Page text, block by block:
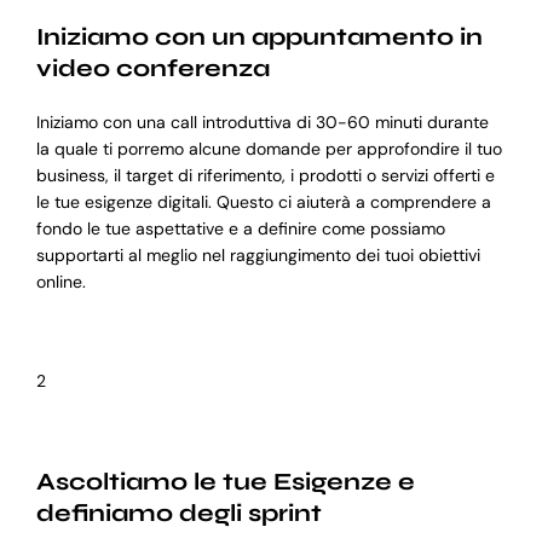
Iniziamo con un appuntamento in
video conferenza
Iniziamo con una call introduttiva di 30-60 minuti durante
la quale ti porremo alcune domande per approfondire il tuo
business, il target di riferimento, i prodotti o servizi offerti e
le tue esigenze digitali. Questo ci aiuterà a comprendere a
fondo le tue aspettative e a definire come possiamo
supportarti al meglio nel raggiungimento dei tuoi obiettivi
online.
2
Ascoltiamo le tue Esigenze e
definiamo degli sprint